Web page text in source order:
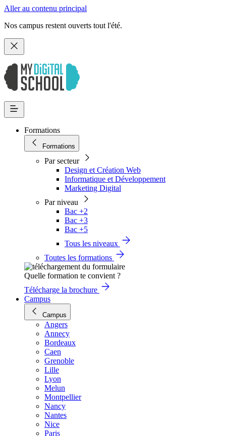
Aller au contenu principal
Nos campus restent ouverts tout l'été.
Formations
Formations
Par secteur
Design et Création Web
Informatique et Développement
Marketing Digital
Par niveau
Bac +2
Bac +3
Bac +5
Tous les niveaux
Toutes les formations
Quelle formation te convient ?
Télécharge la brochure
Campus
Campus
Angers
Annecy
Bordeaux
Caen
Grenoble
Lille
Lyon
Melun
Montpellier
Nancy
Nantes
Nice
Paris